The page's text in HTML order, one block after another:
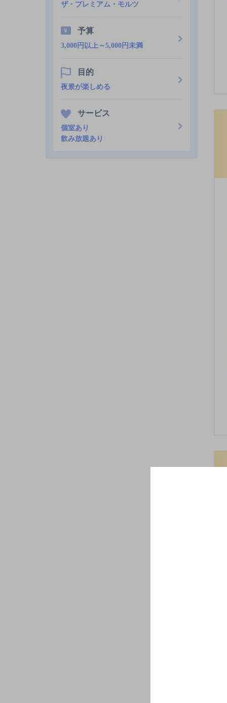
ザ・プレミアム・モルツ
予算
3,000円以上～5,000円未満
目的
夜景が楽しめる
サービス
個室あり
飲み放題あり